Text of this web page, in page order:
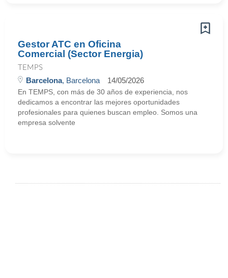
Gestor ATC en Oficina
Comercial (Sector Energia)
TEMPS
Barcelona, Barcelona 14/05/2026
En TEMPS, con más de 30 años de experiencia, nos
dedicamos a encontrar las mejores oportunidades
profesionales para quienes buscan empleo. Somos una
empresa solvente